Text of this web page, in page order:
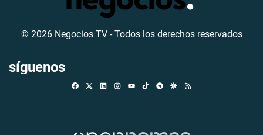
© 2026 Negocios TV - Todos los derechos reservados
síguenos
FacebookLinkedinInstagramTikTokTelegramGoogle Discover